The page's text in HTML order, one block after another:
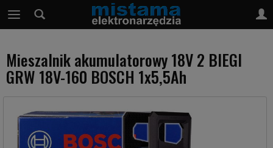
Mieszalnik akumulatorowy 18V 2 BIEGI
GRW 18V-160 BOSCH 1x5,5Ah